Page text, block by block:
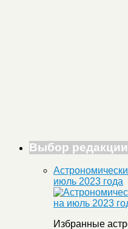
Выбор редакции
июль 2023 года
Избранные